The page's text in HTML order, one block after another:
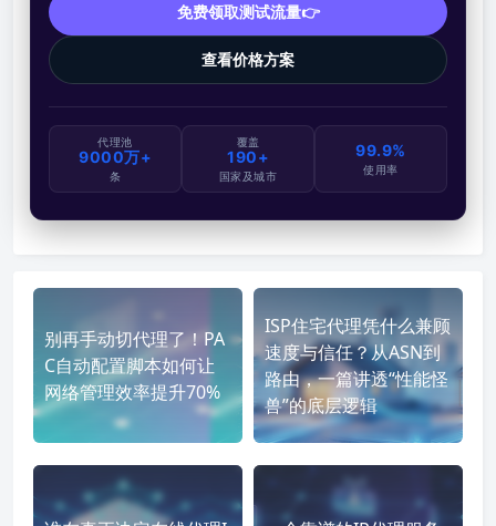
免费领取测试流量👉
查看价格方案
代理池
9000万+
条
覆盖
190+
国家及城市
99.9%
使用率
别再手动切代理了！PA
C自动配置脚本如何让
网络管理效率提升70%
ISP住宅代理凭什么兼顾
速度与信任？从ASN到
路由，一篇讲透“性能怪
兽”的底层逻辑